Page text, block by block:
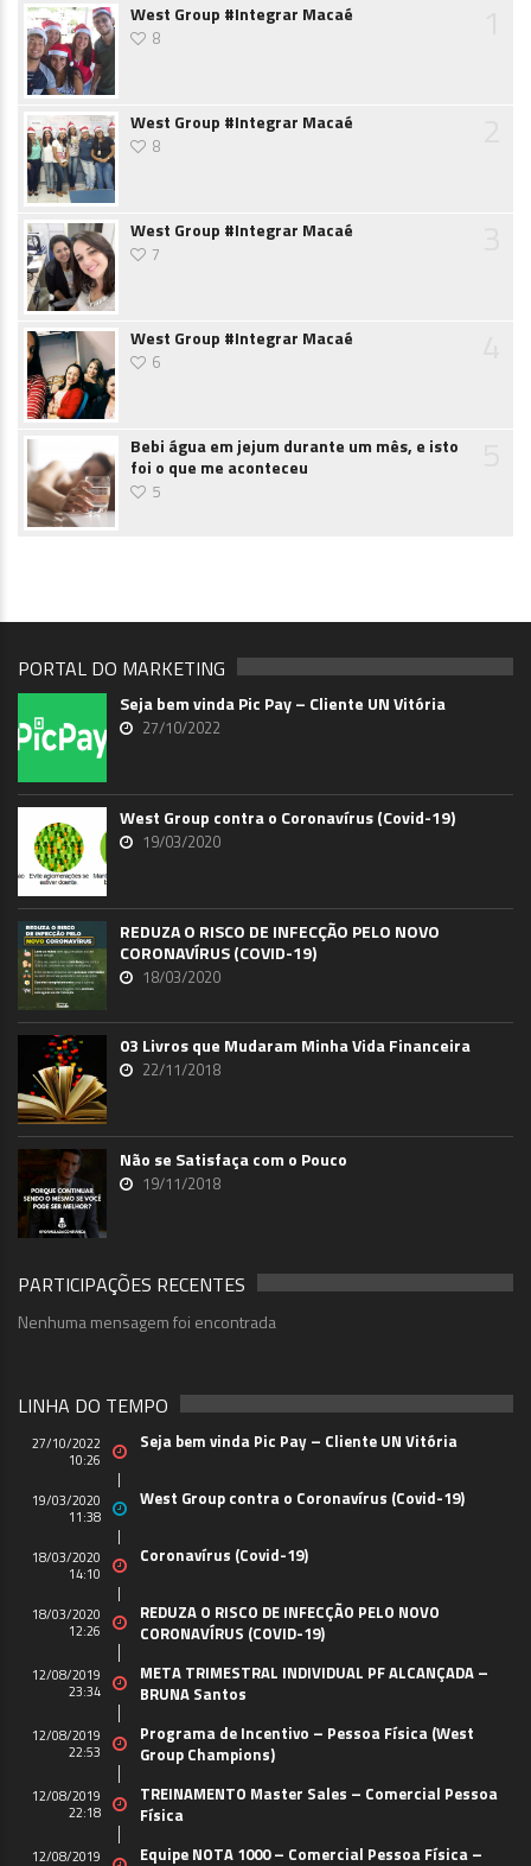
West Group #Integrar Macaé
8
West Group #Integrar Macaé
8
West Group #Integrar Macaé
7
West Group #Integrar Macaé
6
Bebi água em jejum durante um mês, e isto
foi o que me aconteceu
5
PORTAL DO MARKETING
Seja bem vinda Pic Pay – Cliente UN Vitória
27/10/2022
West Group contra o Coronavírus (Covid-19)
19/03/2020
REDUZA O RISCO DE INFECÇÃO PELO NOVO
CORONAVÍRUS (COVID-19)
18/03/2020
03 Livros que Mudaram Minha Vida Financeira
22/11/2018
Não se Satisfaça com o Pouco
19/11/2018
PARTICIPAÇÕES RECENTES
Nenhuma mensagem foi encontrada
LINHA DO TEMPO
27/10/2022
10:26
Seja bem vinda Pic Pay – Cliente UN Vitória
19/03/2020
11:38
West Group contra o Coronavírus (Covid-19)
18/03/2020
14:10
Coronavírus (Covid-19)
18/03/2020
12:26
REDUZA O RISCO DE INFECÇÃO PELO NOVO
CORONAVÍRUS (COVID-19)
12/08/2019
23:34
META TRIMESTRAL INDIVIDUAL PF ALCANÇADA –
BRUNA Santos
12/08/2019
22:53
Programa de Incentivo – Pessoa Física (West
Group Champions)
12/08/2019
22:18
TREINAMENTO Master Sales – Comercial Pessoa
Física
12/08/2019
Equipe NOTA 1000 – Comercial Pessoa Física –